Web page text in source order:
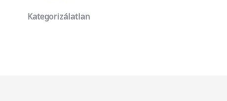
Kategorizálatlan